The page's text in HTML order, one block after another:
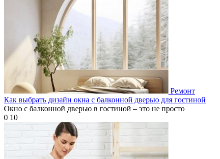
Ремонт
Как выбрать дизайн окна с балконной дверью для гостиной
Окно с балконной дверью в гостиной – это не просто
0 10